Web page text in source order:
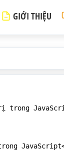
GIỚI THIỆU
trong